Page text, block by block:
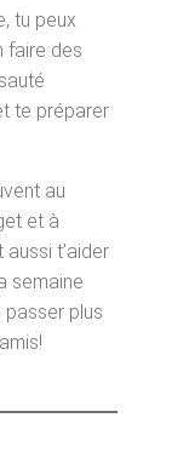
tu peux
faire des
te préparer
au
et à
aussi t’aider
semaine
plus